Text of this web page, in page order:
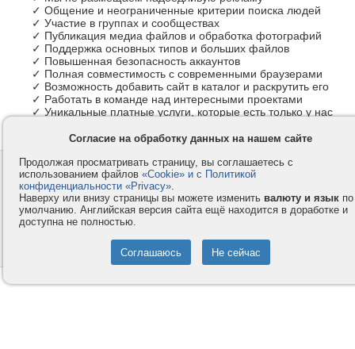
✓ Общение и неограниченные критерии поиска людей
✓ Участие в группах и сообществах
✓ Публикация медиа файлов и обработка фотографий
✓ Поддержка основных типов и больших файлов
✓ Повышенная безопасность аккаунтов
✓ Полная совместимость с современными браузерами
✓ Возможность добавить сайт в каталог и раскрутить его
✓ Работать в команде над интересными проектами
✓ Уникальные платные услуги, которые есть только у нас
Контакты
Компания
Privacy и Cookie
Услуги
Как оплатить
Помощь
© 2008-2026
- Все права защищены.
Согласие на обработку данных на нашем сайте
Продолжая просматривать страницу, вы соглашаетесь с
использованием файлов «Cookie» и с Политикой
конфиденциальности «Privacy».
Наверху или внизу страницы вы можете изменить валюту и язык по
умолчанию. Английская версия сайта ещё находится в доработке и
доступна не полностью.